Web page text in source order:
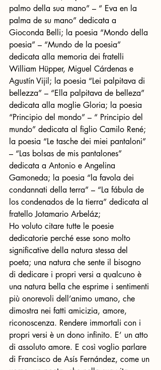
palmo della sua mano” – “ Eva en la
palma de su mano” dedicata a
Gioconda Belli; la poesia “Mondo della
poesia” – “Mundo de la poesia”
dedicata alla memoria dei fratelli
William Hüpper, Miguel Cárdenas e
Agustín Vijil; la poesia “Lei palpitava di
bellezza” – “Ella palpitava de belleza”
dedicata alla moglie Gloria; la poesia
“Principio del mondo” – “ Principio del
mundo” dedicata al figlio Camilo René;
la poesia “Le tasche dei miei pantaloni”
– “Las bolsas de mis pantalones”
dedicata a Antonio e Angelina
Gamoneda; la poesia “la favola dei
condannati della terra” – “La fábula de
los condenados de la tierra” dedicata al
fratello Jotamario Arbeláz;
Ho voluto citare tutte le poesie
dedicatorie perché esse sono molto
significative della natura stessa del
poeta; una natura che sente il bisogno
di dedicare i propri versi a qualcuno è
una natura bella che esprime i sentimenti
più onorevoli dell’animo umano, che
dimostra nei fatti amicizia, amore,
riconoscenza. Rendere immortali con i
propri versi è un dono infinito. E’ un atto
di assoluto amore. E così voglio parlare
di Francisco de Asís Fernández, come un